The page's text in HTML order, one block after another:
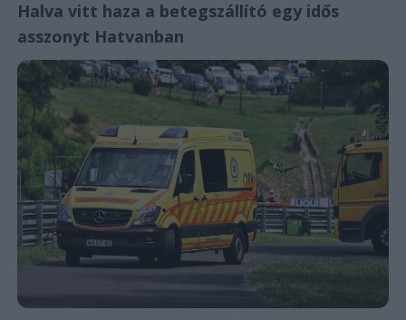
Halva vitt haza a betegszállító egy idős
asszonyt Hatvanban